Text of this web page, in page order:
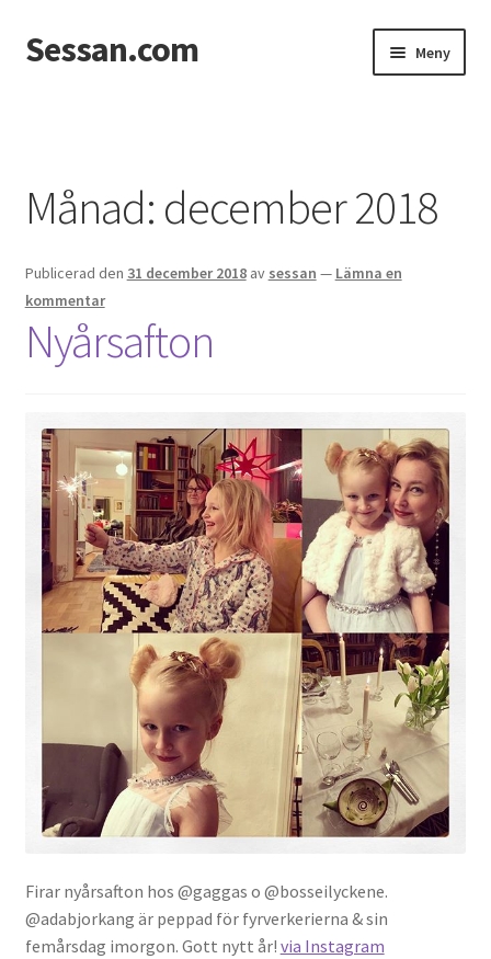
Hoppa
till
Hoppa
till
Sessan.com Meny
Integritetspolicy
Jessicas & Marcus bröllop
Ett helt fantastiskt bröllop!
Från Photoboothet
Gästgalleri
Information
Klädkod: Mörk kostym
Vigseln: Maria Magdalena Kyrka
Festen: Villa Ludvigsberg
Toastmaster
Önskelista
Månad: december 2018
Publicerad den 31 december 2018 av sessan — Lämna en
kommentar
Nyårsafton
Firar nyårsafton hos @gaggas o @bosseilyckene.
@adabjorkang är peppad för fyrverkerierna & sin
femårsdag imorgon. Gott nytt år! via Instagram